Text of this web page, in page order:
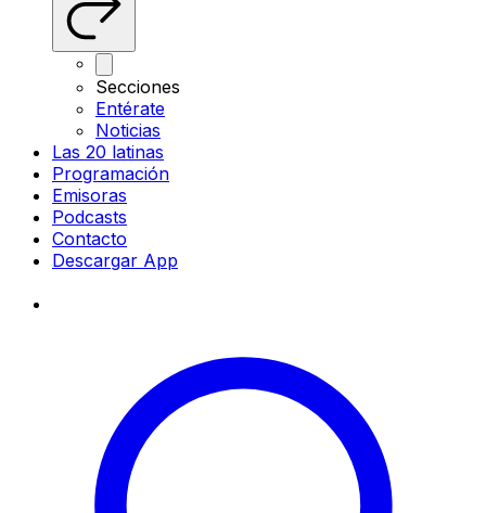
Secciones
Entérate
Noticias
Las 20 latinas
Programación
Emisoras
Podcasts
Contacto
Descargar App